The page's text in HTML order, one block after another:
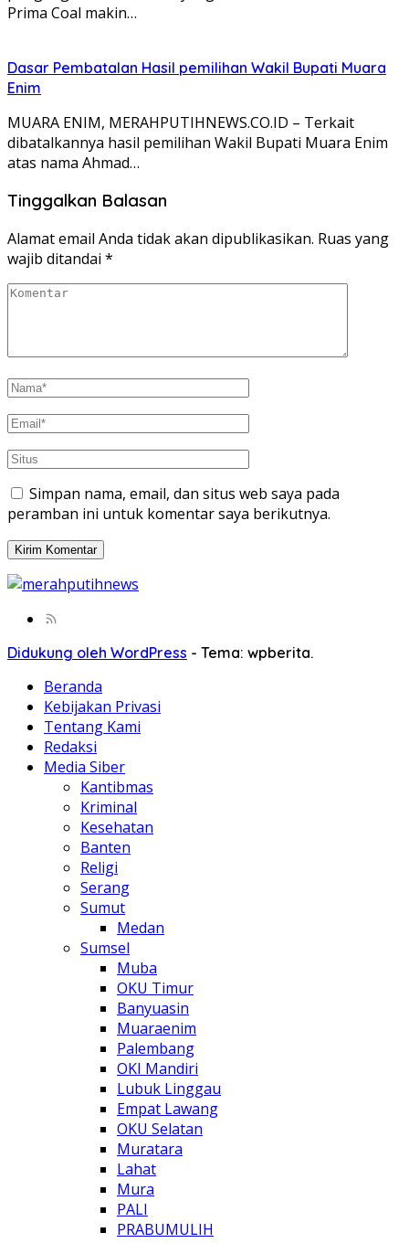
Prima Coal makin…
Dasar Pembatalan Hasil pemilihan Wakil Bupati Muara
Enim
MUARA ENIM, MERAHPUTIHNEWS.CO.ID – Terkait
dibatalkannya hasil pemilihan Wakil Bupati Muara Enim
atas nama Ahmad…
Tinggalkan Balasan
Alamat email Anda tidak akan dipublikasikan. Ruas yang
wajib ditandai *
Simpan nama, email, dan situs web saya pada
peramban ini untuk komentar saya berikutnya.
Didukung oleh WordPress - Tema: wpberita.
Beranda
Kebijakan Privasi
Tentang Kami
Redaksi
Media Siber
Kantibmas
Kriminal
Kesehatan
Banten
Religi
Serang
Sumut
Medan
Sumsel
Muba
OKU Timur
Banyuasin
Muaraenim
Palembang
OKI Mandiri
Lubuk Linggau
Empat Lawang
OKU Selatan
Muratara
Lahat
Mura
PALI
PRABUMULIH